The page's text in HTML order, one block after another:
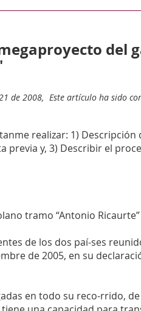
del
de 2008, Este artículo ha sido
realizar: 1) Descripción
previa y, 3) Describir el
tramo “Antonio Ricaurte”
de los dos paí-ses
de 2005, en su
en todo su reco-rrido, de